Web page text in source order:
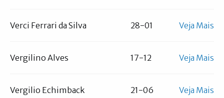
Verci Ferrari da Silva 28-01 Veja Mais
Vergilino Alves 17-12 Veja Mais
Vergilio Echimback 21-06 Veja Mais